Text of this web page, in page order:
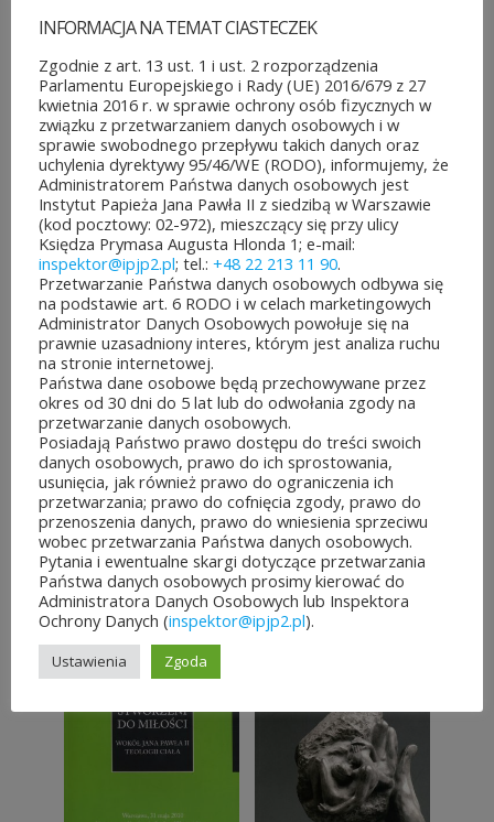
wydania:
2013
Wydanie:1
ISBN:978-83-61250-70-8
Liczba
stron:
344
Rodzaj
oprawy:
twarda
Wymiary:240 x 165 x 20 mm
Waga:642 g
Kategoria: Publikacje książkowe
Rok
wydania:
2013
PODOBNE PRODUKTY
INFORMACJA NA TEMAT CIASTECZEK
Zgodnie z art. 13 ust. 1 i ust. 2 rozporządzenia
Parlamentu Europejskiego i Rady (UE) 2016/679 z 27
kwietnia 2016 r. w sprawie ochrony osób fizycznych w
związku z przetwarzaniem danych osobowych i w
sprawie swobodnego przepływu takich danych oraz
uchylenia dyrektywy 95/46/WE (RODO), informujemy, że
Administratorem Państwa danych osobowych jest
Instytut Papieża Jana Pawła II z siedzibą w Warszawie
(kod pocztowy: 02-972), mieszczący się przy ulicy
Księdza Prymasa Augusta Hlonda 1; e-mail:
inspektor@ipjp2.pl; tel.: +48 22 213 11 90.
Przetwarzanie Państwa danych osobowych odbywa się
na podstawie art. 6 RODO i w celach marketingowych
Administrator Danych Osobowych powołuje się na
prawnie uzasadniony interes, którym jest analiza ruchu
na stronie internetowej.
Państwa dane osobowe będą przechowywane przez
okres od 30 dni do 5 lat lub do odwołania zgody na
przetwarzanie danych osobowych.
Posiadają Państwo prawo dostępu do treści swoich
danych osobowych, prawo do ich sprostowania,
usunięcia, jak również prawo do ograniczenia ich
przetwarzania; prawo do cofnięcia zgody, prawo do
przenoszenia danych, prawo do wniesienia sprzeciwu
wobec przetwarzania Państwa danych osobowych.
Pytania i ewentualne skargi dotyczące przetwarzania
Państwa danych osobowych prosimy kierować do
Administratora Danych Osobowych lub Inspektora
Ochrony Danych (inspektor@ipjp2.pl).
Ustawienia Zgoda